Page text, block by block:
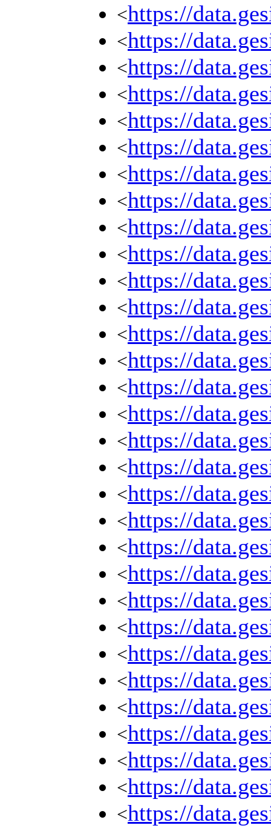
<https://
<https://
<https://
<https://
<https://
<https://
<https://
<https://
<https://
<https://
<https://
<https://
<https://
<https://
<https://
<https://
<https://
<https://
<https://
<https://
<https://
<https://
<https://
<https://
<https://
<https://
<https://
<https://
<https://
<https://
<https://